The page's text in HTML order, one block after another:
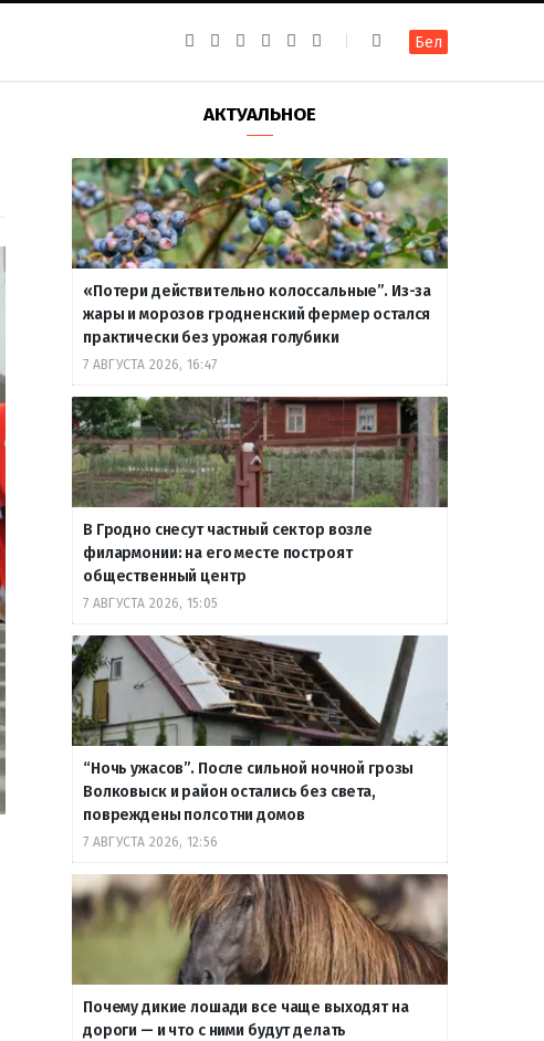
k
a
g
a
m
g
r
a
m
u
b
т
е
Бел
АКТУАЛЬНОЕ
«Потери действительно колоссальные”. Из-за
жары и морозов гродненский фермер остался
практически без урожая голубики
7 АВГУСТА 2026, 16:47
В Гродно снесут частный сектор возле
филармонии: на его месте построят
общественный центр
7 АВГУСТА 2026, 15:05
“Ночь ужасов”. После сильной ночной грозы
Волковыск и район остались без света,
повреждены полсотни домов
7 АВГУСТА 2026, 12:56
Почему дикие лошади все чаще выходят на
дороги — и что с ними будут делать